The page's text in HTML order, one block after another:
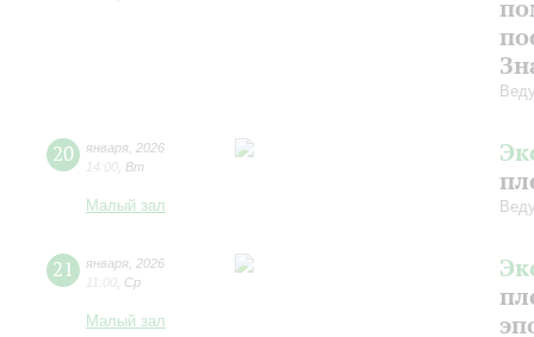
20 января 2026
14:00 Вт
Малый зал
21 января 2026
11:00 Ср
Малый зал